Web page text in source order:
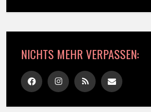
NICHTS MEHR VERPASSEN: